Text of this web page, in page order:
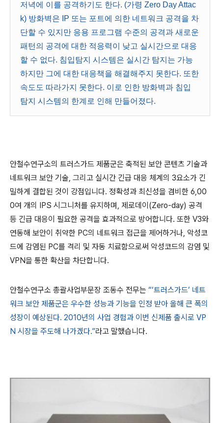
저녁에 이를 공격하기도 한다. (가령 Zero Day Attac
k) 방화벽은 IP 또는 포트에 의한 네트워크 공격을 차
단할 수 있지만 응용 프로그램 수준의 공격과 새로운
패턴의 공격에 대한 적응력이 낮고 실시간으로 대응
할 수 없다. 침입탐지 시스템은 실시간 탐지는 가능
하지만 그에 대한 대응책을 해결해주지 못한다. 또한
속도도 따라가지 못한다. 이로 인한 방화벽과 침입
탐지 시스템의 한계로 인해 만들어졌다.
안철수연구소의 트러스가드 제품군은 축적된 보안 콘텐츠 기술과
네트워크 보안 기술, 그리고 실시간 긴급 대응 체계의 3요소가 긴
밀하게 결합된 것이 강점입니다. 정확성과 최신성을 겸비한 6,00
0여 개의 IPS 시그니처를 유지하며, 제로데이(Zero-day) 공격
등 긴급 대응이 필요한 공격을 효과적으로 방어합니다. 또한 V3와
연동해 보안이 취약한 PC의 네트워크 접근을 제어하거나, 악성코
드에 감염된 PC를 격리 및 자동 치료함으로써 악성코드의 감염 및
VPN을 통한 확산을 차단합니다.
안철수연구소 총괄사업부문장 조동수 전무는 “‘트러스가드’ 네트
워크 보안 제품군은 우수한 성능과 기능을 인정 받아 올해 큰 폭의
성장이 예상된다. 2010년의 사업 경험과 이번 신제품 출시로 VP
N 시장을 주도해 나가겠다.”라고 말했습니다.